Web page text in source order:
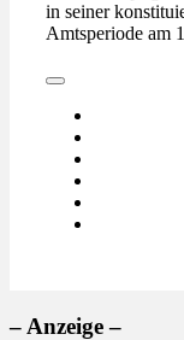
in seiner
Amtsperiode am
– Anzeige –